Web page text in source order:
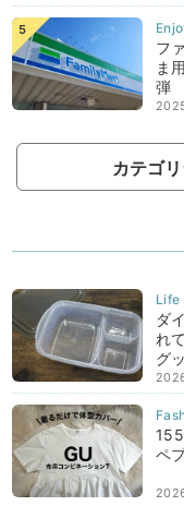
フ
ま
弾
カテゴ
ダ
れ
グ
ペ